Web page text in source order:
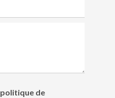
politique de